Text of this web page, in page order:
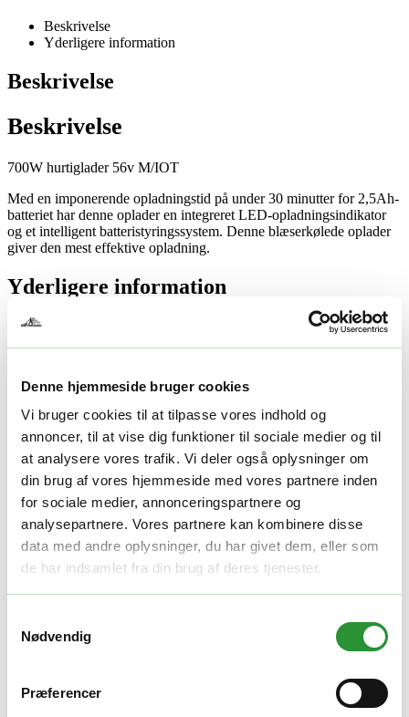
Denne hjemmeside bruger cookies
Vi bruger cookies til at tilpasse vores indhold og
annoncer, til at vise dig funktioner til sociale medier og til
at analysere vores trafik. Vi deler også oplysninger om
din brug af vores hjemmeside med vores partnere inden
for sociale medier, annonceringspartnere og
analysepartnere. Vores partnere kan kombinere disse
data med andre oplysninger, du har givet dem, eller som
de har indsamlet fra din brug af deres tjenester.
Nødvendig
Præferencer
Beskrivelse
Yderligere information
Beskrivelse
Beskrivelse
700W hurtiglader 56v M/IOT
Med en imponerende opladningstid på under 30 minutter for 2,5Ah-
batteriet har denne oplader en integreret LED-opladningsindikator
og et intelligent batteristyringssystem. Denne blæserkølede oplader
giver den mest effektive opladning.
Yderligere information
Yderligere information
Størrelse 28 × 23 × 19 cm
Relaterede produkter
Ladere
Cramer 48C2
795,00kr.
Quick View
Ladere
2.395,00kr.